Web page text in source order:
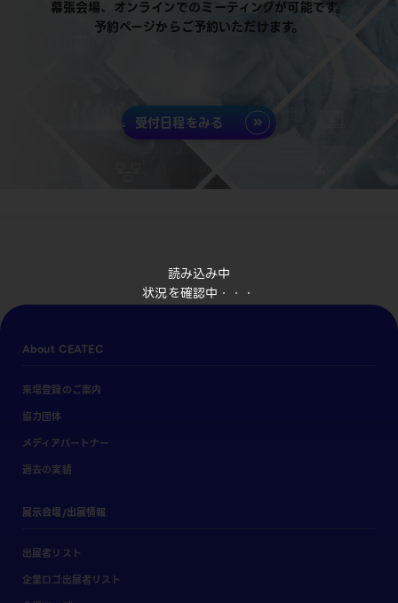
読み込み中
状況を確認中・・・
幕張会場、オンラインでのミーティングが可能です。
予約ページからご予約いただけます。
受付日程をみる
About CEATEC
来場登録のご案内
協力団体
メディアパートナー
過去の実績
展示会場/出展情報
出展者リスト
企業ロゴ出展者リスト